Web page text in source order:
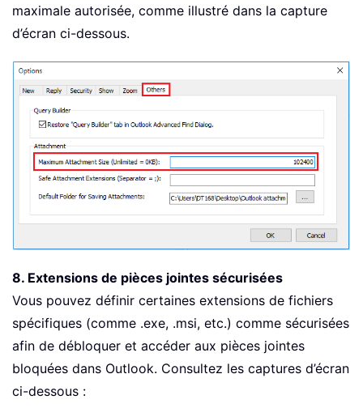
maximale autorisée, comme illustré dans la capture
d’écran ci-dessous.
8. Extensions de pièces jointes sécurisées
Vous pouvez définir certaines extensions de fichiers
spécifiques (comme .exe, .msi, etc.) comme sécurisées
afin de débloquer et accéder aux pièces jointes
bloquées dans Outlook. Consultez les captures d’écran
ci-dessous :